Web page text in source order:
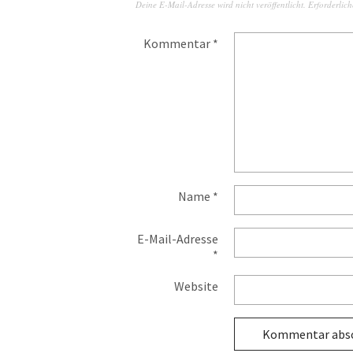
Deine E-Mail-Adresse wird nicht veröffentlicht.
Kommentar *
Name *
E-Mail-Adresse
*
Website